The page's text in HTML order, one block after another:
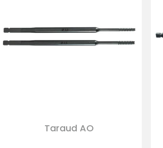
Taraud AO